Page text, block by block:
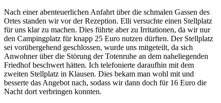
Nach einer abenteuerlichen Anfahrt über die schmalen Gassen des
Ortes standen wir vor der Rezeption. Elli versuchte einen Stellplatz
für uns klar zu machen. Dies führte aber zu Irritationen, da wir nur
den Campingplatz für knapp 25 Euro nutzen dürften. Der Stellplatz
sei vorübergehend geschlossen, wurde uns mitgeteilt, da sich
Anwohner über die Störung der Totenruhe an dem naheliegenden
Friedhof beschwert hätten. Ich telefonierte daraufhin mit dem
zweiten Stellplatz in Klausen. Dies bekam man wohl mit und
besserte das Angebot nach, sodass wir dann doch für 16 Euro die
Nacht dort verbringen konnten.